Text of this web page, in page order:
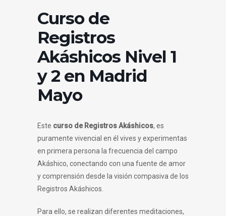
Curso de
Registros
Akáshicos Nivel 1
y 2 en Madrid
Mayo
Este curso de RegistrosAkáshicos, es
puramente vivencial en él vives y experimentas
en primera persona la frecuencia del campo
Akáshico, conectando con una fuente de amor
y comprensión desde la visión compasiva de los
Registros Akáshicos.
Para ello, se realizan diferentes meditaciones,